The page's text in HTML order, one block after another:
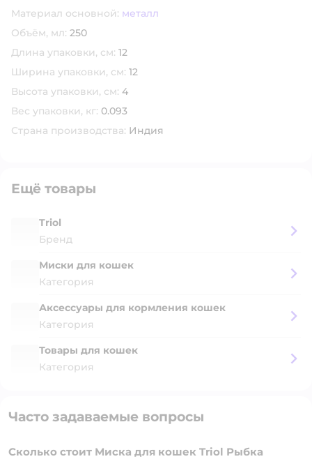
Материал основной: металл
Объём, мл: 250
Длина упаковки, см: 12
Ширина упаковки, см: 12
Высота упаковки, см: 4
Вес упаковки, кг: 0.093
Страна производства: Индия
Ещё товары
Triol
Бренд
Миски для кошек
Категория
Аксессуары для кормления кошек
Категория
Товары для кошек
Категория
Часто задаваемые вопросы
Сколько стоит Миска для кошек Triol Рыбка